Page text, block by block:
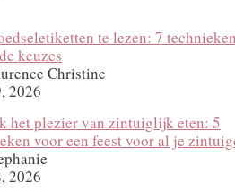
te lezen: 7
keuzes
Christine
2026
het plezier van zintuiglijk eten: 5
voor een feest voor al je
2026